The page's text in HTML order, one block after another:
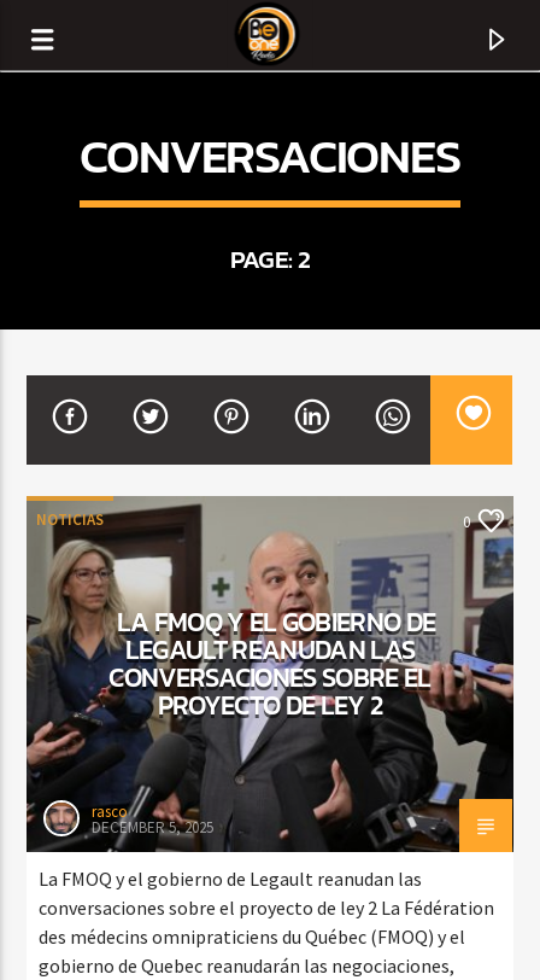
TITLE
ARTIST
CURRENT SHOW
FIESTA URBANA
3:00 PM 9:00 PM
Beone Radio
CONVERSACIONES
PAGE: 2
NOTICIAS 0
LA FMOQ Y EL GOBIERNO DE
LEGAULT REANUDAN LAS
CONVERSACIONES SOBRE EL
PROYECTO DE LEY 2
rasco
DECEMBER 5, 2025
La FMOQ y el gobierno de Legault reanudan las
conversaciones sobre el proyecto de ley 2 La Fédération
des médecins omnipraticiens du Québec (FMOQ) y el
gobierno de Quebec reanudarán las negociaciones,